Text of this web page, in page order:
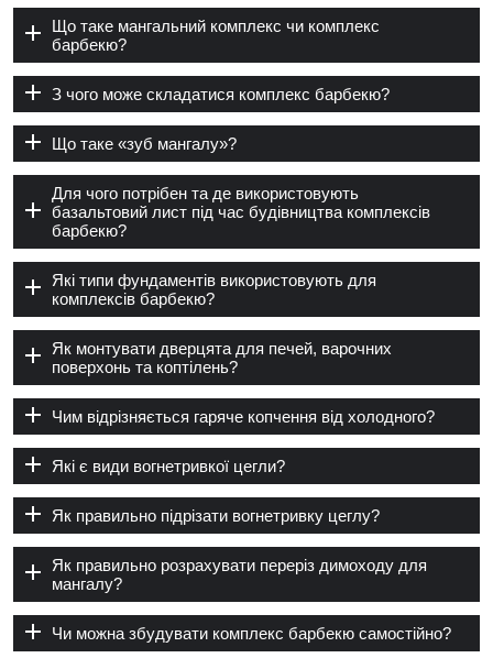
Що таке мангальний комплекс чи комплекс
барбекю?
З чого може складатися комплекс барбекю?
Що таке «зуб мангалу»?
Для чого потрібен та де використовують
базальтовий лист під час будівництва комплексів
барбекю?
Які типи фундаментів використовують для
комплексів барбекю?
Як монтувати дверцята для печей, варочних
поверхонь та коптілень?
Чим відрізняється гаряче копчення від холодного?
Які є види вогнетривкої цегли?
Як правильно підрізати вогнетривку цеглу?
Як правильно розрахувати переріз димоходу для
мангалу?
Чи можна збудувати комплекс барбекю самостійно?